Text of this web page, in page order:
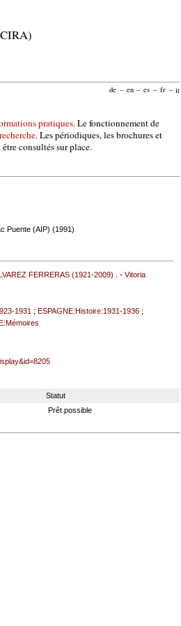
de – en – es – fr – it
pratiques. Le fonctionnement de
. Les périodiques, les brochures et
consultés sur place.
Puente (AIP) (1991)
FERRERAS (1921-2009) . -Vitoria
1931 ; ESPAGNE:Histoire:1931-1936;
Statut
Prêt possible